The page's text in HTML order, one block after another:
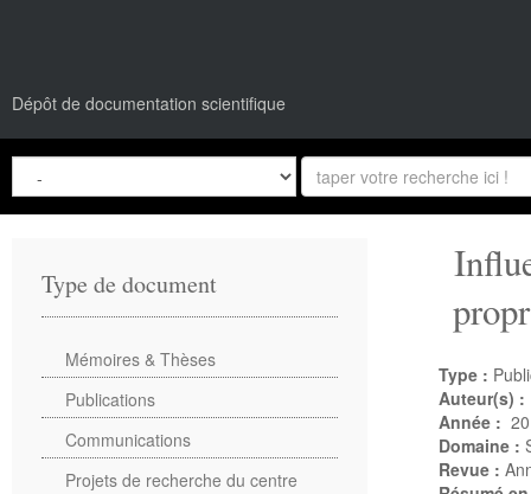
Dépôt de documentation scientifique
Type :
Auteur(s) :
Année :
Domaine :
Revue :
Type de document
Mémoires & Thèses
Publications
Communications
Projets de recherche du centre